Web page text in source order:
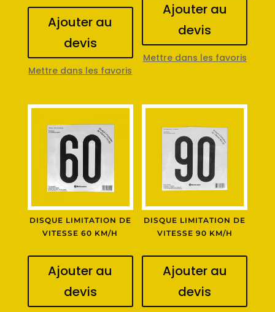
Ajouter au
devis
Mettre dans les favoris
Ajouter au
devis
Mettre dans les favoris
DISQUE LIMITATION DE
VITESSE 60 KM/H
Ajouter au
devis
DISQUE LIMITATION DE
VITESSE 90 KM/H
Ajouter au
devis